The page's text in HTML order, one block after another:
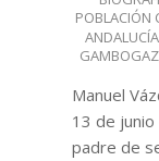
POBLACIÓN
GAMBOGAZ
Manuel
13 de
padre de